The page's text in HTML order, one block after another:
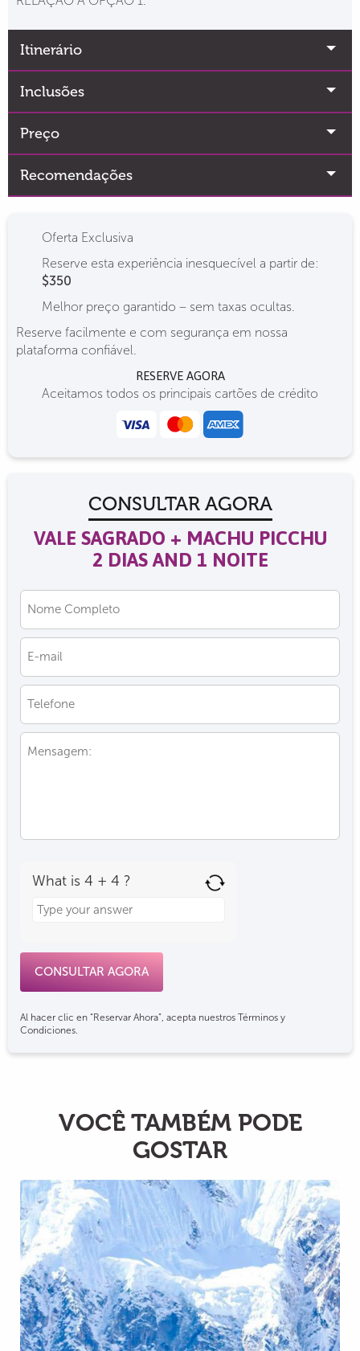
Itinerário
Inclusões
Preço
Recomendações
Oferta Exclusiva
Reserve esta experiência inesquecível a partir de:
$350
Melhor preço garantido – sem taxas ocultas.
Reserve facilmente e com segurança em nossa
plataforma confiável.
RESERVE AGORA
Aceitamos todos os principais cartões de crédito
CONSULTAR AGORA
VALE SAGRADO + MACHU PICCHU
2 DIAS AND 1 NOITE
What is 4 + 4 ?
for
Al hacer clic en “Reservar Ahora”, acepta nuestros Términos y
Condiciones.
VOCÊ TAMBÉM PODE
GOSTAR
Inca Jungle para Machupicchu 3D 2N